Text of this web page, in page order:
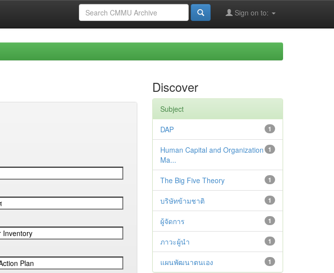
Sign on to:
Discover
Subject
1
DAP
1
Human Capital and Organization
Ma...
1
The Big Five Theory
1
บริษัทข้ามชาติ
1
ผู้จัดการ
1
ภาวะผู้นำ
1
แผนพัฒนาตนเอง